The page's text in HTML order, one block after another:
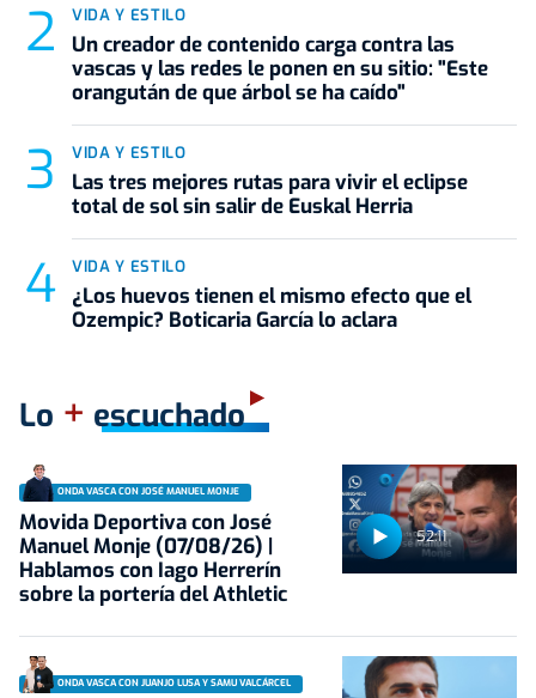
VIDA Y ESTILO
Un creador de contenido carga contra las
vascas y las redes le ponen en su sitio: "Este
orangután de que árbol se ha caído"
VIDA Y ESTILO
Las tres mejores rutas para vivir el eclipse
total de sol sin salir de Euskal Herria
VIDA Y ESTILO
¿Los huevos tienen el mismo efecto que el
Ozempic? Boticaria García lo aclara
Lo + escuchado
52:11
ONDA VASCA CON JOSÉ MANUEL MONJE
Movida Deportiva con José
Manuel Monje (07/08/26) |
Hablamos con Iago Herrerín
sobre la portería del Athletic
ONDA VASCA CON JUANJO LUSA Y SAMU VALCÁRCEL